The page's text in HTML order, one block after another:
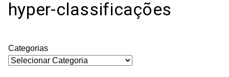
hyper-classificações
Categorias